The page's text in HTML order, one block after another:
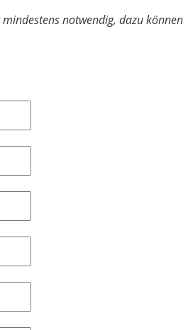
notwendig, dazu können